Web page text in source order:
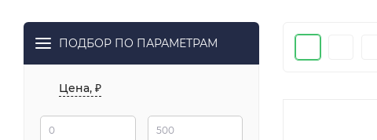
ПОДБОР ПО ПАРАМЕТРАМ
Цена, ₽